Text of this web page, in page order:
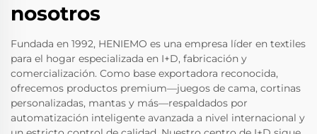
nosotros
Fundada en 1992, HENIEMO es una empresa líder en textiles
para el hogar especializada en I+D, fabricación y
comercialización. Como base exportadora reconocida,
ofrecemos productos premium—juegos de cama, cortinas
personalizadas, mantas y más—respaldados por
automatización inteligente avanzada a nivel internacional y